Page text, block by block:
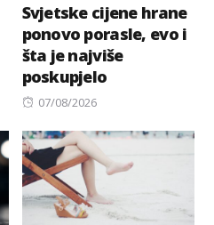
Svjetske cijene hrane
ponovo porasle, evo i
šta je najviše
poskupjelo
Posted
07/08/2026